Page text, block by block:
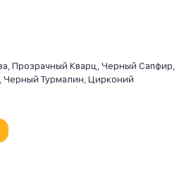
Прозрачный Кварц, Черный Сапфир,
Турмалин, Цирконий